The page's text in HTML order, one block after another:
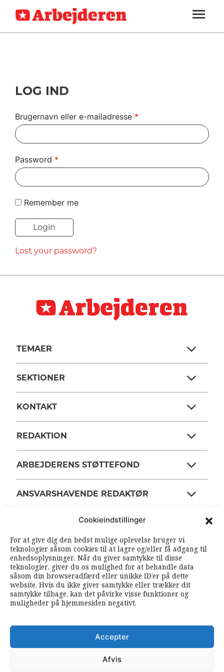
Cookieindstillinger
For at give dig den bedst mulige oplevelse bruger vi
teknologier såsom cookies til at lagre og/eller få adgang til
enhedsoplysninger. Når du giver samtykke til disse
teknologier, giver du os mulighed for at behandle data
såsom din browseradfærd eller unikke ID’er på dette
website. Hvis du ikke giver samtykke eller trækker dit
samtykke tilbage, kan det påvirke visse funktioner og
muligheder på hjemmesiden negativt.
Accepter
Afvis
SEKTIONER
ARBEJDEREN
MENER
UDLAND
DEBAT
TIL
NAVNE
HISTORIE
TEORI
SOUNDCLOUD
ABONNER
LOG IND
LOG IND
Brugernavn eller e-mailadresse *
Password *
Remember me
Lost your password?
TEMAER
SEKTIONER
KONTAKT
REDAKTION
ARBEJDERENS STØTTEFOND
ANSVARSHAVENDE REDAKTØR
SOUNDCLOUD RSS FEEDS
FØLG ARBEJDEREN